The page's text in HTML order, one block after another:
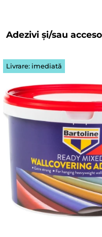
Adezivi și/sau
Livrare: imediată